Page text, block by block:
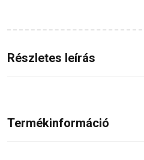
Részletes leírás
Termékinformáció